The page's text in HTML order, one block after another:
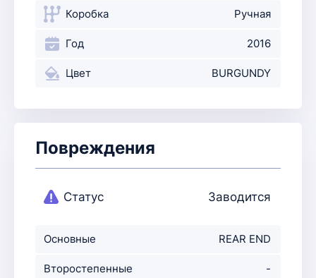
Коробка Ручная
Год 2016
Цвет BURGUNDY
Повреждения
Статус Заводится
Основные
повреждения
REAR END
Второстепенные -